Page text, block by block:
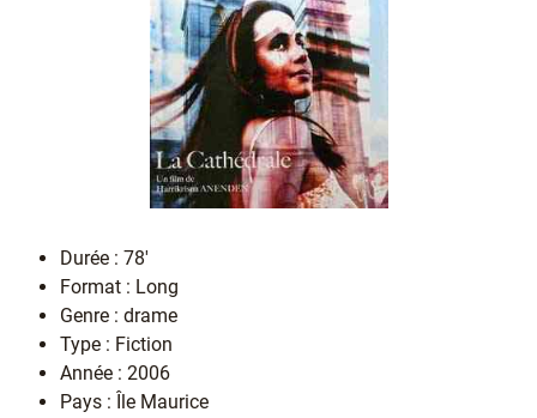
Durée : 78'
Format : Long
Genre : drame
Type : Fiction
Année : 2006
Pays : Île Maurice